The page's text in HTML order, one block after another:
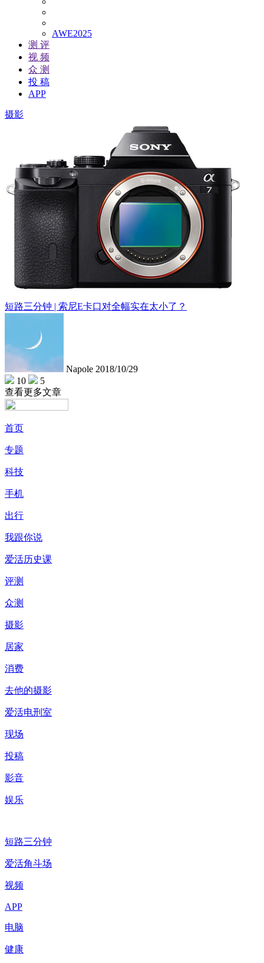
AWE2025
测 评
视 频
众 测
投 稿
APP
摄影
短路三分钟 | 索尼E卡口对全幅实在太小了？
Napole 2018/10/29
10
5
查看更多文章
首页
专题
科技
手机
出行
我跟你说
爱活历史课
评测
众测
摄影
居家
消费
去他的摄影
爱活电刑室
现场
投稿
影音
娱乐
短路三分钟
爱活角斗场
视频
APP
电脑
健康